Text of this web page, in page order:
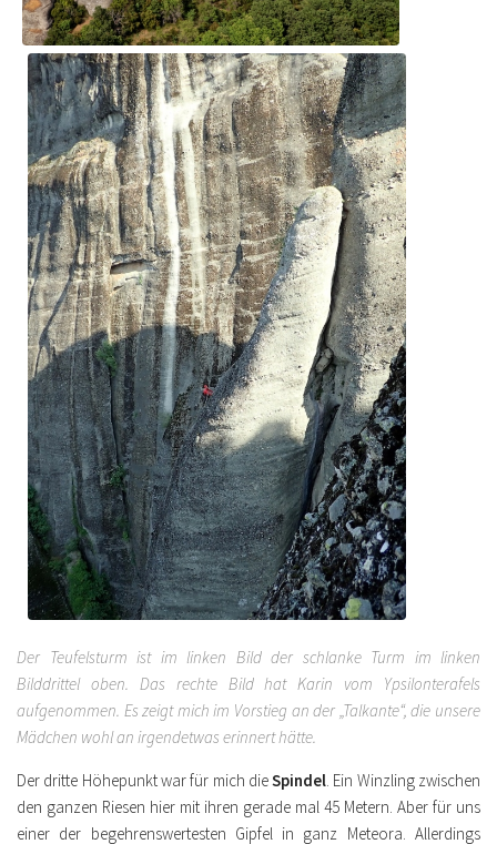
Der Teufelsturm ist im linken Bild der schlanke Turm im linken
Bilddrittel oben. Das rechte Bild hat Karin vom Ypsilonterafels
aufgenommen. Es zeigt mich im Vorstieg an der „Talkante“, die unsere
Mädchen wohl an irgendetwas erinnert hätte.
Der dritte Höhepunkt war für mich dieSpindel . Ein Winzling zwischen
den ganzen Riesen hier mit ihren gerade mal 45 Metern. Aber für uns
einer der begehrenswertesten Gipfel in ganz Meteora. Allerdings